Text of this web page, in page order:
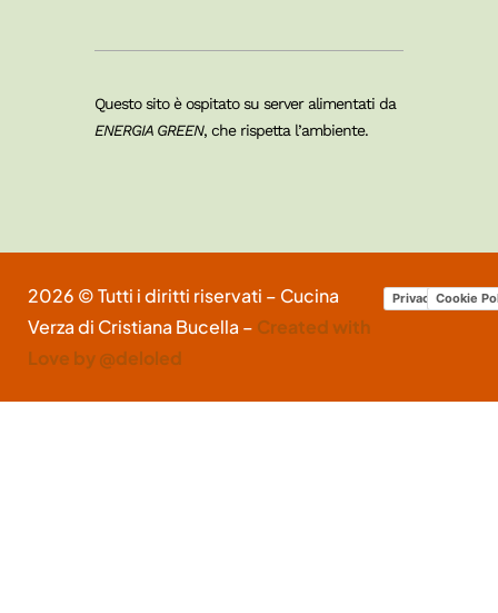
Questo sito è ospitato su server alimentati da
ENERGIA GREEN, che rispetta l’ambiente.
2026 © Tutti i diritti riservati – Cucina
Verza di Cristiana Bucella – Created with
Love by @deloled
Privacy Policy
Cookie